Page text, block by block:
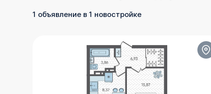
1 объявление в 1 новостройке